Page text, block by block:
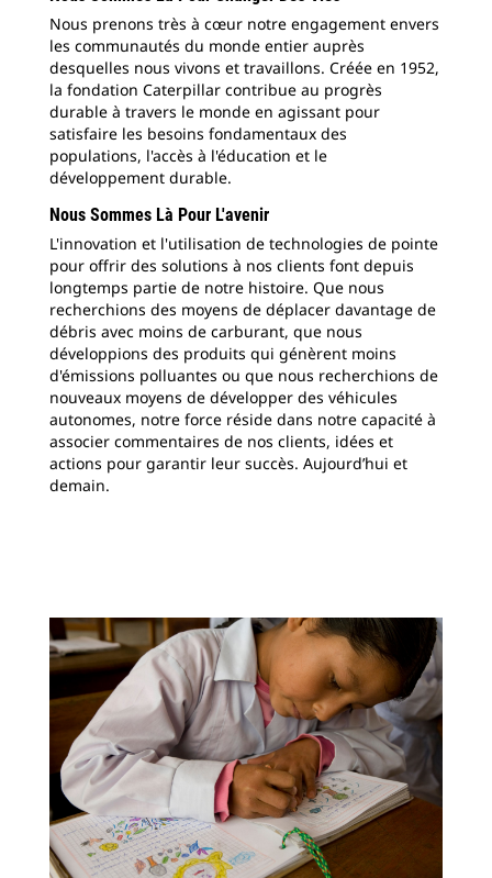
Nous prenons très à cœur notre engagement envers
les communautés du monde entier auprès
desquelles nous vivons et travaillons. Créée en 1952,
la fondation Caterpillar contribue au progrès
durable à travers le monde en agissant pour
satisfaire les besoins fondamentaux des
populations, l'accès à l'éducation et le
développement durable.
Nous Sommes Là Pour L'avenir
L'innovation et l'utilisation de technologies de pointe
pour offrir des solutions à nos clients font depuis
longtemps partie de notre histoire. Que nous
recherchions des moyens de déplacer davantage de
débris avec moins de carburant, que nous
développions des produits qui génèrent moins
d'émissions polluantes ou que nous recherchions de
nouveaux moyens de développer des véhicules
autonomes, notre force réside dans notre capacité à
associer commentaires de nos clients, idées et
actions pour garantir leur succès. Aujourd’hui et
demain.